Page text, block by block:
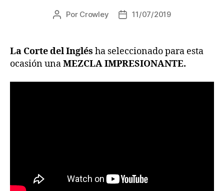
Autor
entrada
Por Crowley
Fecha
entrada
11/07/2019
La Corte del Inglés ha seleccionado para esta
ocasión unaMEZCLA IMPRESIONANTE.